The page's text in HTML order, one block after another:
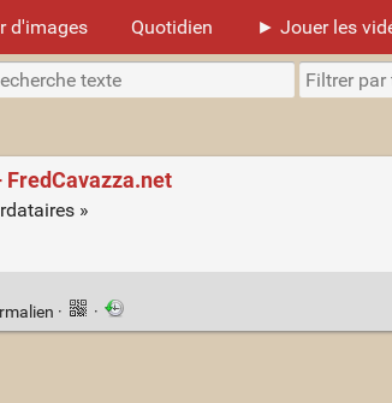
d'images Quotidien ► Jouer les
»
· ·